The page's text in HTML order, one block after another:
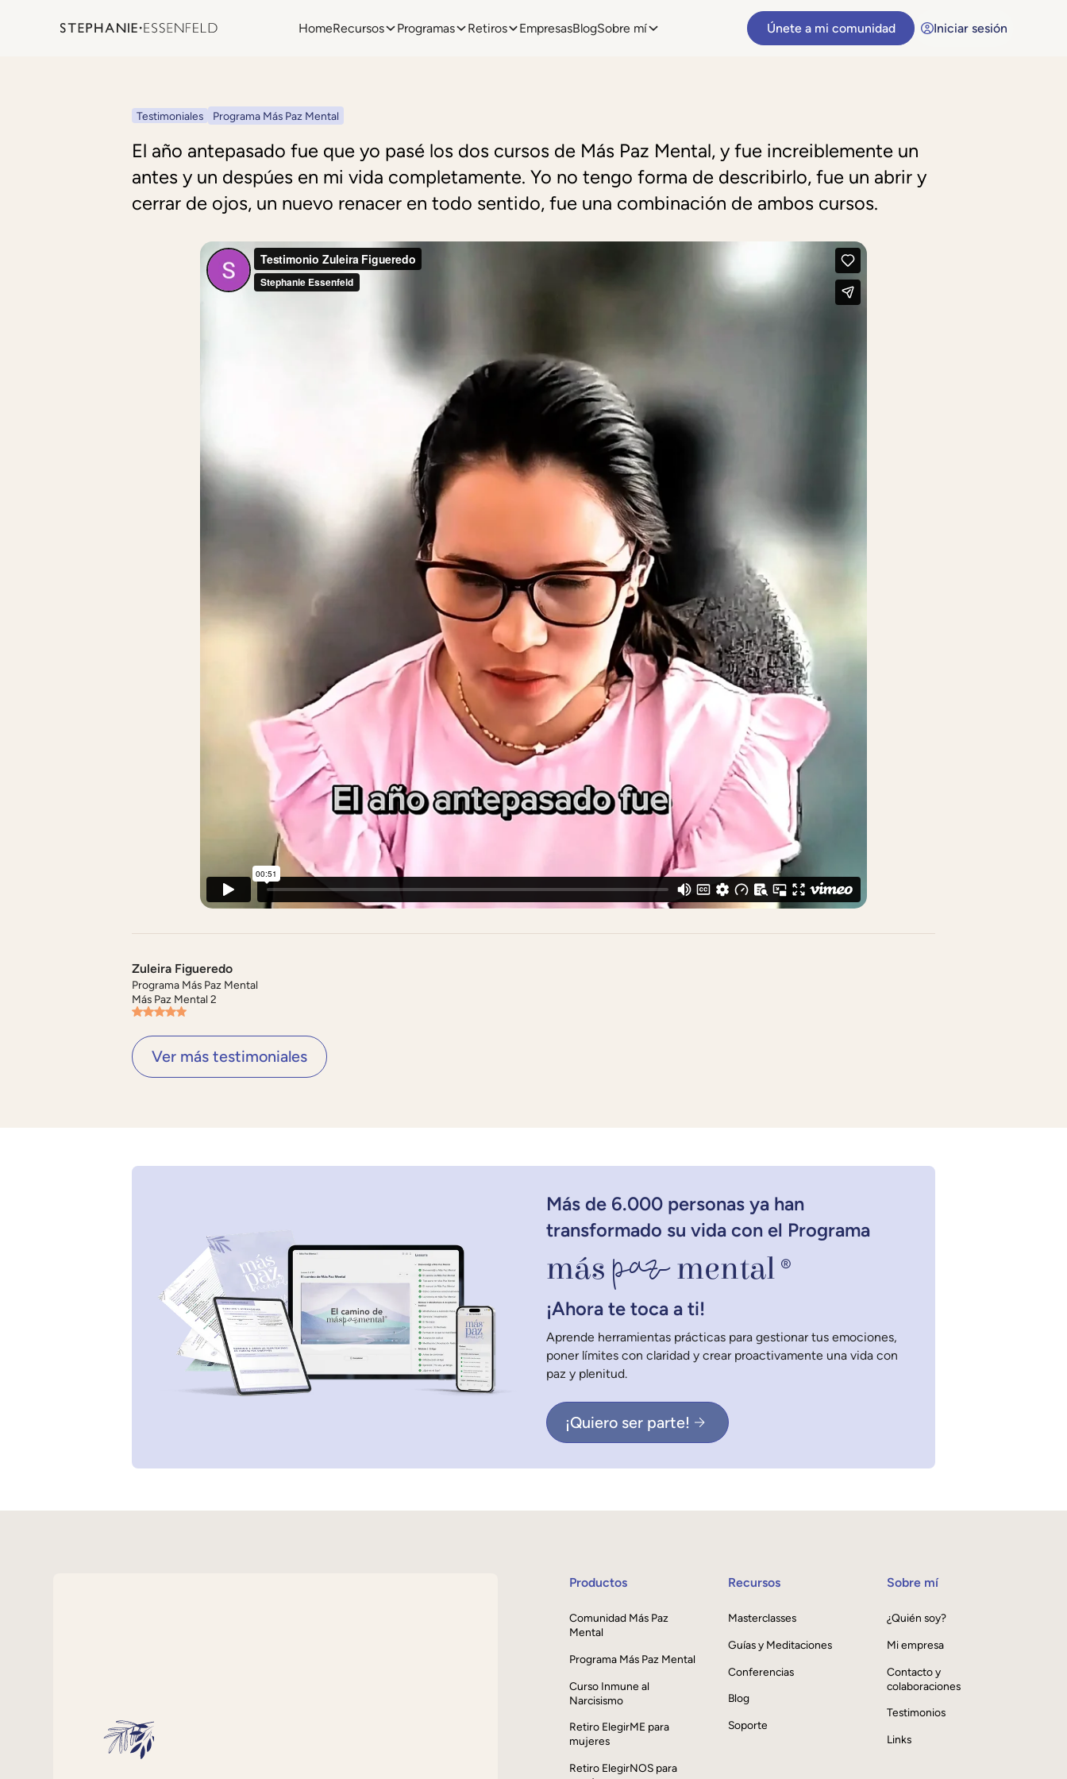
HomeRecursos Programas Retiros EmpresasBlogSobre mí Únete a mi comunidad Iniciar sesión
Testimoniales Programa Más Paz Mental
El año antepasado fue que yo pasé los dos cursos de Más Paz Mental, y fue increiblemente un
antes y un despúes en mi vida completamente. Yo no tengo forma de describirlo, fue un abrir y
cerrar de ojos, un nuevo renacer en todo sentido, fue una combinación de ambos cursos.
Zuleira Figueredo
Programa Más Paz Mental
Más Paz Mental 2
Ver más testimoniales
Más de 6.000 personas ya han
transformado su vida con el Programa
más pazmental ®
¡Ahora te toca a ti!
Aprende herramientas prácticas para gestionar tus emociones,
poner límites con claridad y crear proactivamente una vida con
paz y plenitud.
¡Quiero ser parte!
Productos
Comunidad Más Paz
Mental
Programa Más Paz Mental
Curso Inmune al
Narcisismo
Retiro ElegirME para
mujeres
Retiro ElegirNOS para
Recursos
Masterclasses
Guías y Meditaciones
Conferencias
Blog
Soporte
Sobre mí
¿Quién soy?
Mi empresa
Contacto y
colaboraciones
Testimonios
Links